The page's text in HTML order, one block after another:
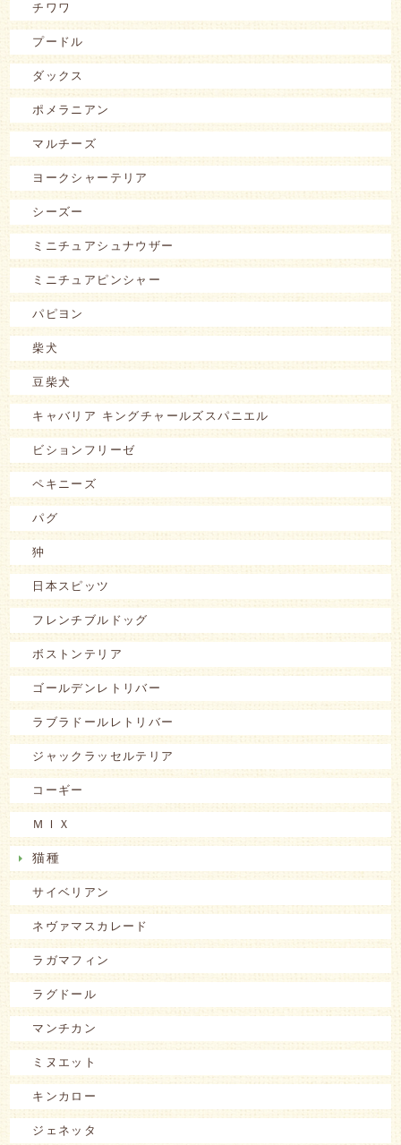
チワワ
プードル
ダックス
ポメラニアン
マルチーズ
ヨークシャーテリア
シーズー
ミニチュアシュナウザー
ミニチュアピンシャー
パピヨン
柴犬
豆柴犬
キャバリア キングチャールズスパニエル
ビションフリーゼ
ペキニーズ
パグ
狆
日本スピッツ
フレンチブルドッグ
ボストンテリア
ゴールデンレトリバー
ラブラドールレトリバー
ジャックラッセルテリア
コーギー
ＭＩＸ
猫種
サイベリアン
ネヴァマスカレード
ラガマフィン
ラグドール
マンチカン
ミヌエット
キンカロー
ジェネッタ